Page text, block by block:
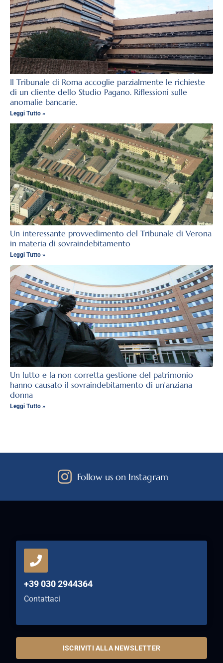
Il Tribunale di Roma accoglie parzialmente le richieste
di un cliente dello Studio Pagano. Riflessioni sulle
anomalie bancarie.
Leggi Tutto »
Un interessante provvedimento del Tribunale di Verona
in materia di sovraindebitamento
Leggi Tutto »
Un lutto e la non corretta gestione del patrimonio
hanno causato il sovraindebitamento di un’anziana
donna
Leggi Tutto »
Follow us on Instagram
+39 030 2944364
Contattaci
ISCRIVITI ALLA NEWSLETTER